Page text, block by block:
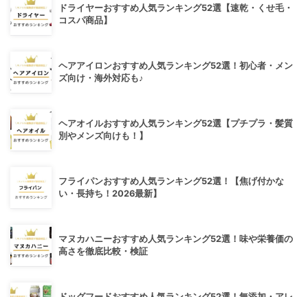
ドライヤーおすすめ人気ランキング52選【速乾・くせ毛・
コスパ商品】
ヘアアイロンおすすめ人気ランキング52選！初心者・メン
ズ向け・海外対応も♪
ヘアオイルおすすめ人気ランキング52選【プチプラ・髪質
別やメンズ向けも！】
フライパンおすすめ人気ランキング52選！【焦げ付かな
い・長持ち！2026最新】
マヌカハニーおすすめ人気ランキング52選！味や栄養価の
高さを徹底比較・検証